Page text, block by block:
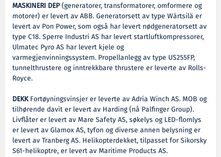
MASKINERI DEP(generatorer, transformatorer, omformere og
motorer) er levert av ABB. Generatorsett av type Wärtsilä er
levert av Pon Power, som også har levert nødgeneratorsett av
type C18. Sperre Industri AS har levert startluftkompressorer,
Ulmatec Pyro AS har levert kjele og
varmegjenvinningssystem. Propellanlegg av type US255FP,
tunnelthrustere og inntrekkbare thrustere er leverte av Rolls-
Royce.
DEKKFortøyningsvinsjer er leverte av Adria Winch AS. MOB og
tilhørende davit er levert av Harding (nå Palfinger Group).
Livflåter er levert av Mare Safety AS, søkelys og LED-flomlys
er levert av Glamox AS, tyfon og diverse annen belysning er
levert av Tranberg AS. Helikopterdekket, tilpasset for Sikorsky
S61-helikoptre, er levert av Maritime Products AS.